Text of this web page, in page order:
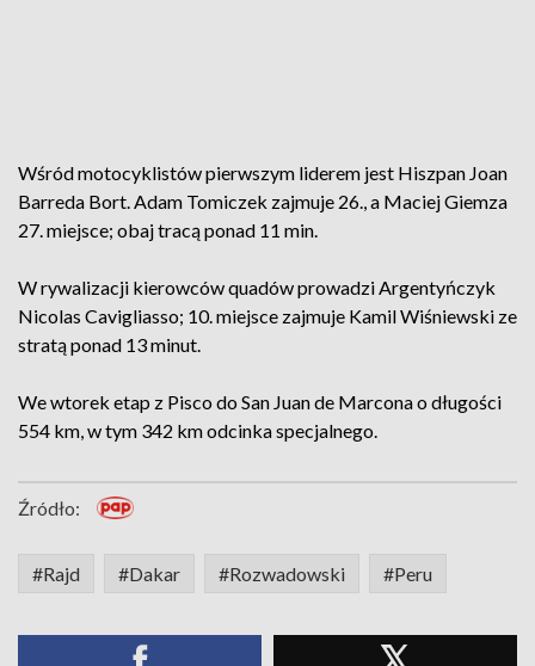
Wśród motocyklistów pierwszym liderem jest Hiszpan Joan
Barreda Bort. Adam Tomiczek zajmuje 26., a Maciej Giemza
27. miejsce; obaj tracą ponad 11 min.
W rywalizacji kierowców quadów prowadzi Argentyńczyk
Nicolas Cavigliasso; 10. miejsce zajmuje Kamil Wiśniewski ze
stratą ponad 13 minut.
We wtorek etap z Pisco do San Juan de Marcona o długości
554 km, w tym 342 km odcinka specjalnego.
Źródło:
#Rajd #Dakar #Rozwadowski #Peru